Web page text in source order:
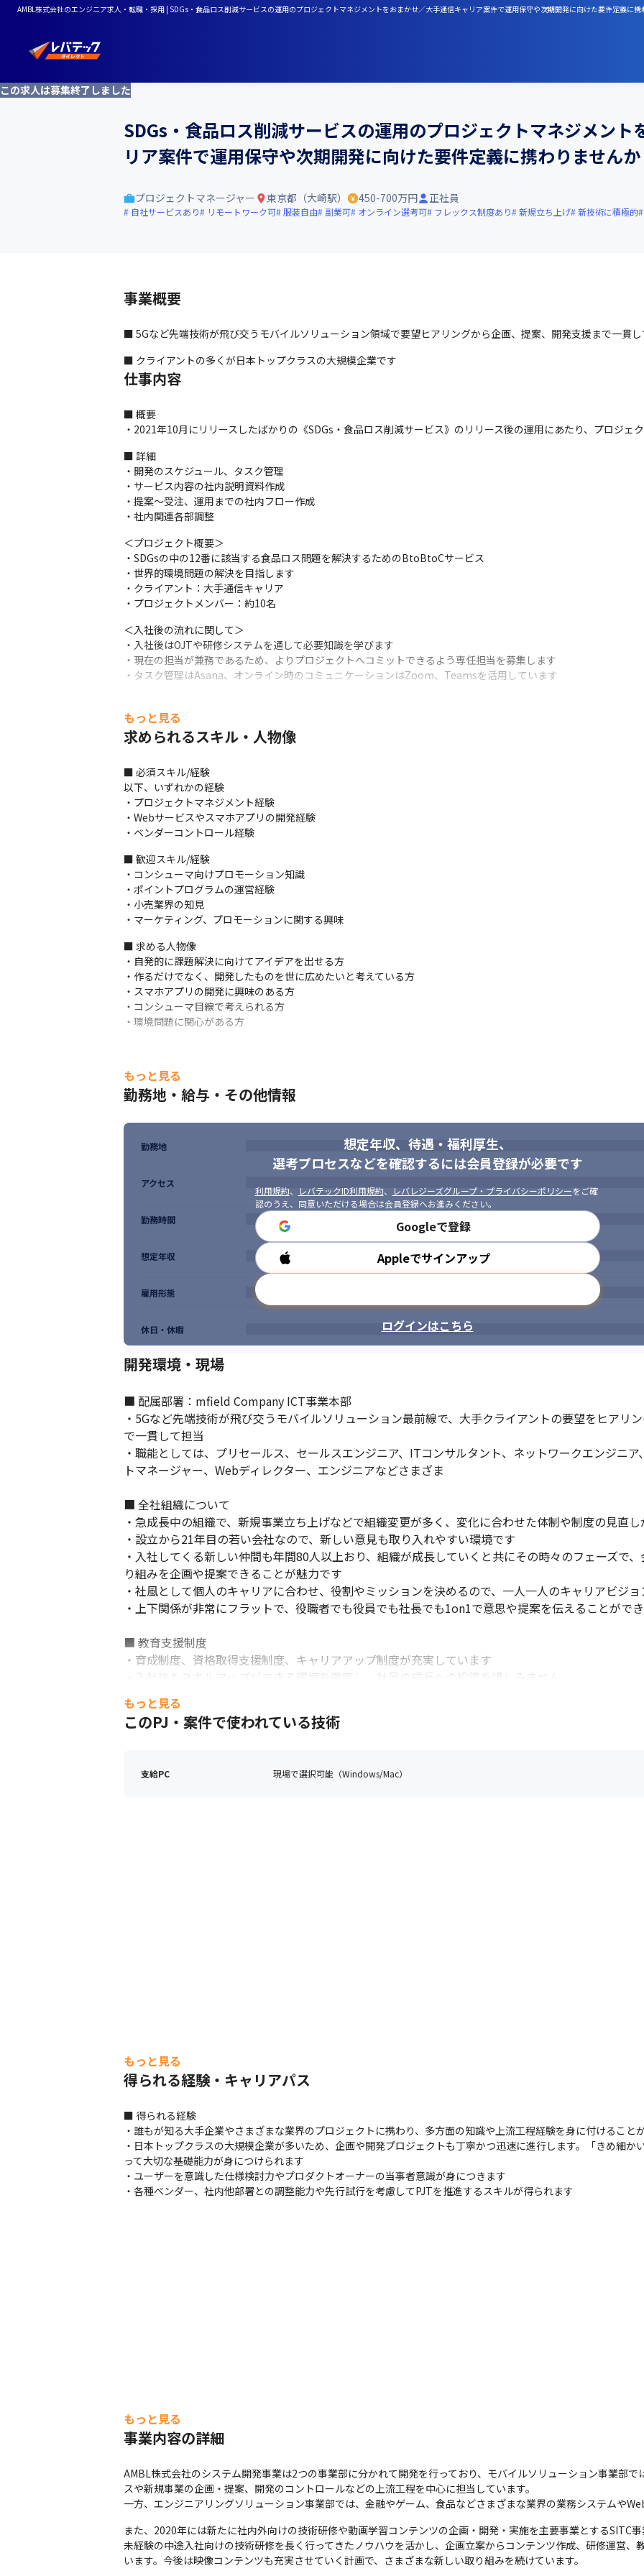
AMBL株式会社のエンジニア求人・転職・採用 | SDGs・食品ロス削減サービスの運用のプロジェクトマネジメントをおまかせ／大手通信キャリア案件で運用保守や次期開発に向けた要件定義に携
この求人は募集終了しました
SDGs・食品ロス削減サービスの運用のプロジェクトマネジメント
リア案件で運用保守や次期開発に向けた要件定義に携わりませんか
プロジェクトマネージャー 東京都（大崎駅） 450-700万円 正社員
自社サービスあり リモートワーク可 服装自由 副業可 オンライン選考可 フレックス制度あり 新規立ち上げ 新技術に積極的
事業概要
■ 5Gなど先端技術が飛び交うモバイルソリューション領域で要望ヒアリングから企画、提案、開発支援まで一貫し
■ クライアントの多くが日本トップクラスの大規模企業です
仕事内容
■ 概要
・2021年10月にリリースしたばかりの《SDGs・食品ロス削減サービス》のリリース後の運用にあたり、プロジェ
■ 詳細
・開発のスケジュール、タスク管理
・サービス内容の社内説明資料作成
・提案〜受注、運用までの社内フロー作成
・社内関連各部調整
＜プロジェクト概要＞
・SDGsの中の12番に該当する食品ロス問題を解決するためのBtoBtoCサービス
・世界的環境問題の解決を目指します
・クライアント：大手通信キャリア
・プロジェクトメンバー：約10名
＜入社後の流れに関して＞
・入社後はOJTや研修システムを通して必要知識を学びます
・現在の担当が兼務であるため、よりプロジェクトへコミットできるよう専任担当を募集します
・タスク管理はAsana、オンライン時のコミュニケーションはZoom、Teamsを活用しています
・世界的環境問題の解決に貢献できます
・大規模なプロジェクトでPM経験を積むことで、やりがいを感じられるのはもちろん市場価値の高いIT人材へと成
・すでに開始しているサービスのため、運用保守や次期開発に向けた要件定義がメインです
ントしていくことができます
・直請案件がほとんどで「言われた通りに仕事をする」のではなく「自ら提案する」スタイルです
・自分のアイデアが源泉となり、お客様の心を動かし、チーム一丸となって共に創り上げる、【モノづくりの醍醐味
・経営陣の多くが技術者出身で、エンジニアやクリエイターの働きやすさを第一に考えており、メンバー1人1人の
ります
・ 個々の将来ビジョンについて会社としても一緒に考え、実現に向けバックアップしていきます
多数の資格の取得支援制度があります。 法人営業やセールスエンジニアな
もっと見る
求められるスキル・人物像
■ 必須スキル/経験
以下、いずれかの経験
・プロジェクトマネジメント経験
・Webサービスやスマホアプリの開発経験
・ベンダーコントロール経験
■ 歓迎スキル/経験
・コンシューマ向けプロモーション知識
・ポイントプログラムの運営経験
・小売業界の知見
・マーケティング、プロモーションに関する興味
■ 求める人物像
・自発的に課題解決に向けてアイデアを出せる方
・作るだけでなく、開発したものを世に広めたいと考えている方
・スマホアプリの開発に興味のある方
・コンシューマ目線で考えられる方
・環境問題に関心がある方
もっと見る
勤務地・給与・その他情報
想定年収、待遇・福利厚生、
選考プロセスなどを確認するには会員登録が必要です
利用規約、 レバテックID利用規約、 レバレジーズグループ・プライバシーポリシーをご確
認のうえ、同意いただける場合は会員登録へお進みください。
Googleで登録
Appleでサインアップ
ログインはこちら
勤務地
アクセス
勤務時間
想定年収
雇用形態
休日・休暇
開発環境・現場
■ 配属部署：mfield Company ICT事業本部
・5Gなど先端技術が飛び交うモバイルソリューション最前線で、大手クライアントの要望をヒアリ
で一貫して担当
・職能としては、プリセールス、セールスエンジニア、ITコンサルタント、ネットワークエンジニ
トマネージャー、Webディレクター、エンジニアなどさまざま
■ 全社組織について
・急成長中の組織で、新規事業立ち上げなどで組織変更が多く、変化に合わせた体制や制度の見直
・設立から21年目の若い会社なので、新しい意見も取り入れやすい環境です
・入社してくる新しい仲間も年間80人以上おり、組織が成長していくと共にその時々のフェーズで
り組みを企画や提案できることが魅力です
・社風として個人のキャリアに合わせ、役割やミッションを決めるので、一人一人のキャリアビジ
・上下関係が非常にフラットで、役職者でも役員でも社長でも1on1で意思や提案を伝えることがで
■ 教育支援制度
・育成制度、資格取得支援制度、キャリアアップ制度が充実しています
・入社後もスキルアップができる環境を徹底し、社員の成長への投資を惜しみません
・フルスタックエンジニアや、AIエンジニアなど技術力の高いメンバーが多く、スキルアップが目指
・毎月社内勉強会や部会、課会を実施し、頻繁にナレッジの共有を行っています
もっと見る
このPJ・案件で使われている技術
支給PC 現場で選択可能（Windows/Mac）
もっと見る
得られる経験・キャリアパス
■ 得られる経験
・誰もが知る大手企業やさまざまな業界のプロジェクトに携わり、多方面の知識や上流工程経験を身に付けること
・日本トップクラスの大規模企業が多いため、企画や開発プロジェクトも丁寧かつ迅速に進行します。「きめ細か
って大切な基礎能力が身につけられます
・ユーザーを意識した仕様検討力やプロダクトオーナーの当事者意識が身につきます
・各種ベンダー、社内他部署との調整能力や先行試行を考慮してPJTを推進するスキルが得られます
もっと見る
事業内容の詳細
AMBL株式会社のシステム開発事業は2つの事業部に分かれて開発を行っており、モバイルソリューション事業部
スや新規事業の企画・提案、開発のコントロールなどの上流工程を中心に担当しています。
一方、エンジニアリングソリューション事業部では、金融やゲーム、食品などさまざまな業界の業務システムや
また、2020年には新たに社内外向けの技術研修や動画学習コンテンツの企画・開発・実施を主要事業とするSITC事
未経験の中途入社向けの技術研修を長く行ってきたノウハウを活かし、企画立案からコンテンツ作成、研修運営、
います。今後は映像コンテンツも充実させていく計画で、さまざまな新しい取り組みを続けています。